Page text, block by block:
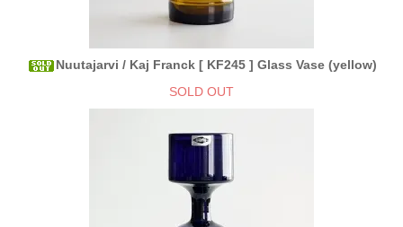
Nuutajarvi / Kaj Franck [ KF245 ] Glass Vase (yellow)
SOLD OUT